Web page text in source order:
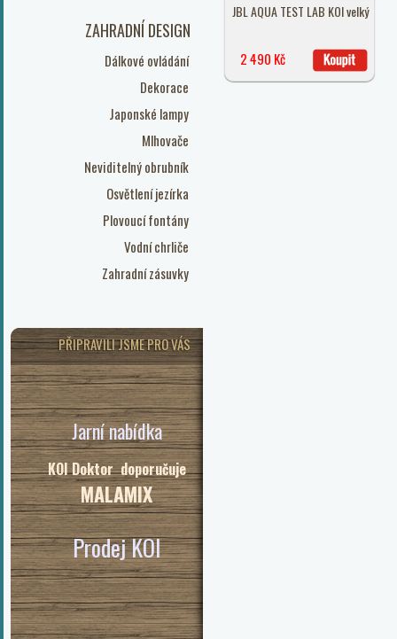
ZAHRADNÍ DESIGN
Dálkové ovládání
Dekorace
Japonské lampy
Mlhovače
Neviditelný obrubník
Osvětlení jezírka
Plovoucí fontány
Vodní chrliče
Zahradní zásuvky
PŘIPRAVILI JSME PRO VÁS
Jarní nabídka
KOI Doktor doporučuje
MALAMIX
Prodej KOI
JBL AQUA TEST LAB KOI velký
2 490 Kč